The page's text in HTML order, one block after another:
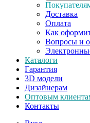
Доставка
Оплата
Как
Вопросы и
Каталоги
Гарантия
3D модели
Дизайнерам
Оптовым
Контакты